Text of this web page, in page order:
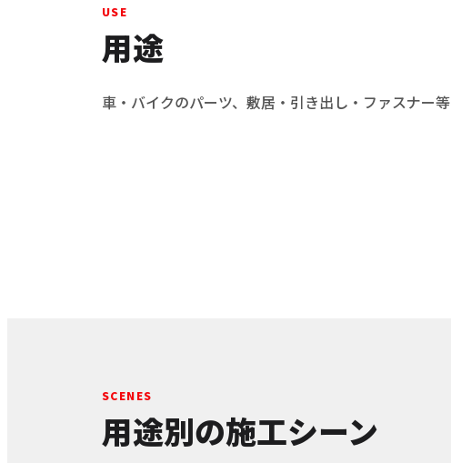
USE
用途
車・バイクのパーツ、敷居・引き出し・ファスナー等
SCENES
用途別の施工シーン